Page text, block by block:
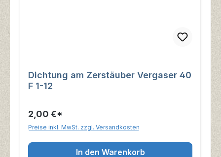
Dichtung am Zerstäuber Vergaser 40
F 1-12
2,00 €*
Preise inkl. MwSt. zzgl. Versandkosten
In den Warenkorb